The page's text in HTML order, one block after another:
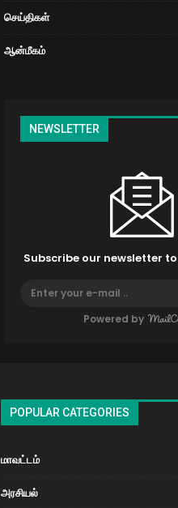
செய்திகள்
ஆன்மீகம்
NEWSLETTER
Subscribe our newsletter
Powered by
POPULAR CATEGORIES
மாவட்டம்
அரசியல்